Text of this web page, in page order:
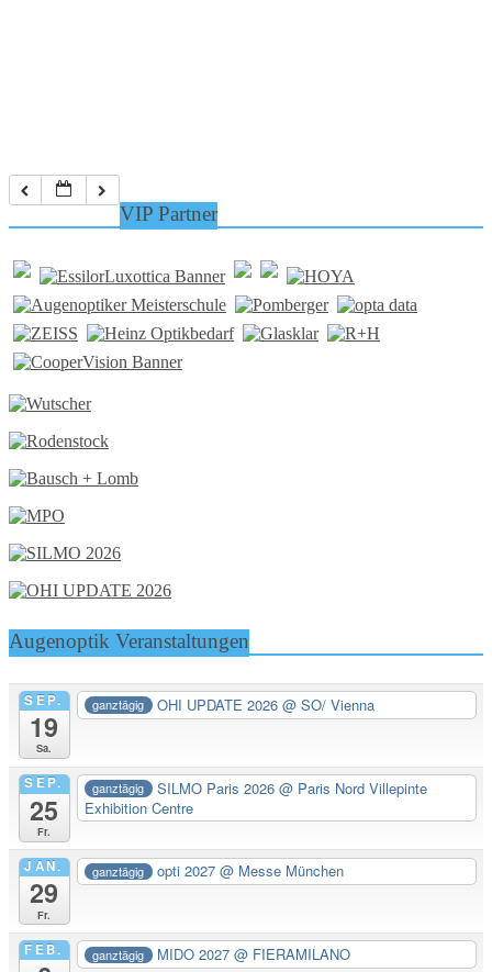
VIP Partner
Augenoptik Veranstaltungen
SEP.
19
Sa.
ganztägig OHI UPDATE 2026@ SO/ Vienna
SEP.
25
Fr.
ganztägig SILMO Paris 2026@ Paris Nord Villepinte
Exhibition Centre
JAN.
29
Fr.
ganztägig opti 2027@ Messe München
FEB. ganztägig MIDO 2027@ FIERAMILANO